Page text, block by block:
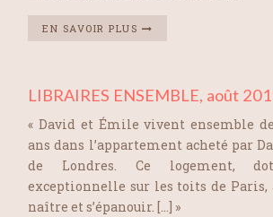
EN SAVOIR PLUS
LIBRAIRES ENSEMBLE, août
« David et Émile vivent ensemble
ans dans l’appartement acheté par
de Londres. Ce logement,
exceptionnelle sur les toits de Paris,
naître et s’épanouir. […] »